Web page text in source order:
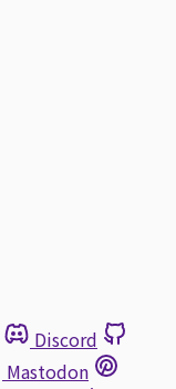
Discord
Mastodon